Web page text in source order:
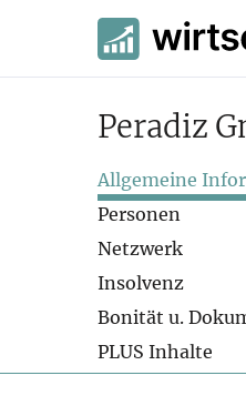
Peradiz
Allgemeine
Personen
Netzwerk
Insolvenz
Bonität u.
PLUS Inhalte